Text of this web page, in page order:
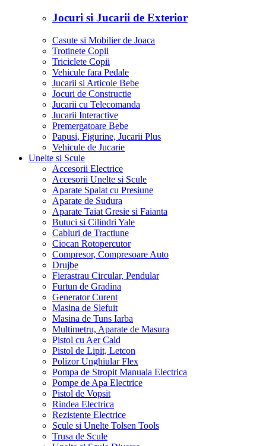
Jocuri si Jucarii de Exterior
Casute si Mobilier de Joaca
Trotinete Copii
Triciclete Copii
Vehicule fara Pedale
Jucarii si Articole Bebe
Jocuri de Constructie
Jucarii cu Telecomanda
Jucarii Interactive
Premergatoare Bebe
Papusi, Figurine, Jucarii Plus
Vehicule de Jucarie
Unelte si Scule
Accesorii Electrice
Accesorii Unelte si Scule
Aparate Spalat cu Presiune
Aparate de Sudura
Aparate Taiat Gresie si Faianta
Butuci si Cilindri Yale
Cabluri de Tractiune
Ciocan Rotopercutor
Compresor, Compresoare Auto
Drujbe
Fierastrau Circular, Pendular
Furtun de Gradina
Generator Curent
Masina de Slefuit
Masina de Tuns Iarba
Multimetru, Aparate de Masura
Pistol cu Aer Cald
Pistol de Lipit, Letcon
Polizor Unghiular Flex
Pompa de Stropit Manuala Electrica
Pompe de Apa Electrice
Pistol de Vopsit
Rindea Electrica
Rezistente Electrice
Scule si Unelte Tolsen Tools
Trusa de Scule